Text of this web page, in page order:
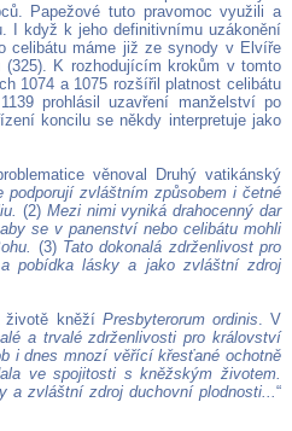
Papežové tuto pravomoc využili a
I když k jeho definitivnímu uzákonění
celibátu máme již ze synody v Elvíře
K rozhodujícím krokům v tomto
1074 a 1075 rozšířil platnost celibátu
prohlásil uzavření manželství po
koncilu se někdy interpretuje jako
věnoval Druhý vatikánský
podporují zvláštním způsobem i četné
(2) Mezi nimi vyniká drahocenný dar
aby se v panenství nebo celibátu mohli
(3) Tato dokonalá zdrženlivost pro
pobídka lásky a jako zvláštní zdroj
životě kněží Presbyterorum ordinis. V
a trvalé zdrženlivosti pro království
i dnes mnozí věřící křesťané ochotně
ve spojitosti s kněžským životem.
a zvláštní zdroj duchovní plodnosti...“